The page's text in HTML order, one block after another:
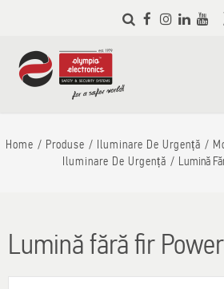
Skip to
main
Home Produse Iluminare De Urgență
Iluminare De Urgență
Lumină
Lumină fără fir